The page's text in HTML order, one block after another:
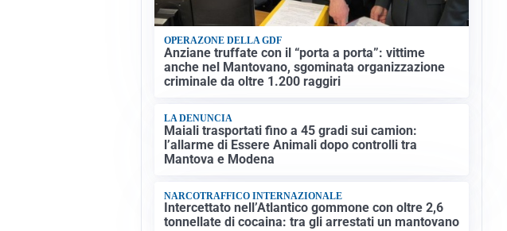
OPERAZONE DELLA GDF
Anziane truffate con il “porta a porta”: vittime
anche nel Mantovano, sgominata organizzazione
criminale da oltre 1.200 raggiri
LA DENUNCIA
Maiali trasportati fino a 45 gradi sui camion:
l’allarme di Essere Animali dopo controlli tra
Mantova e Modena
NARCOTRAFFICO INTERNAZIONALE
Intercettato nell’Atlantico gommone con oltre 2,6
tonnellate di cocaina: tra gli arrestati un mantovano